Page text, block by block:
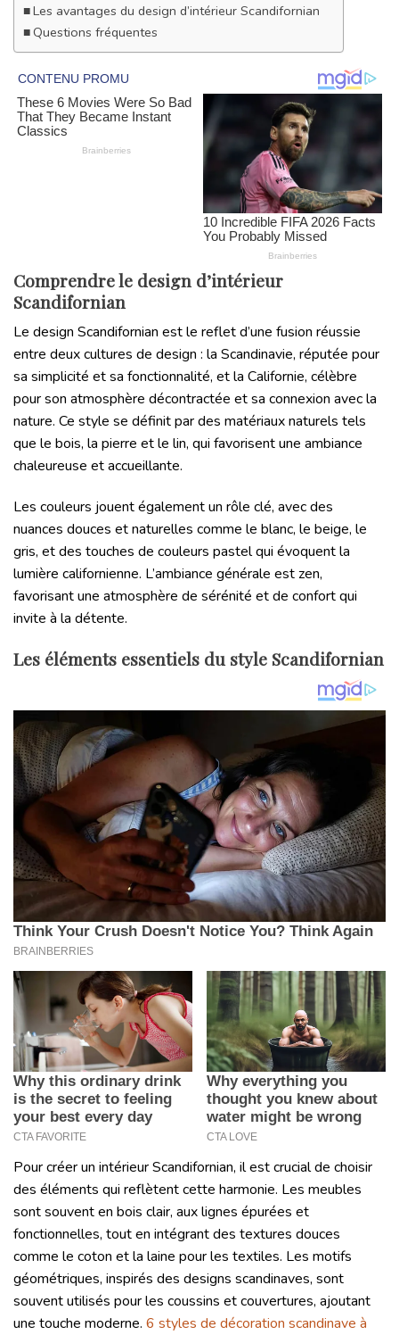
Les avantages du design d’intérieur Scandifornian
Questions fréquentes
Comprendre le design d’intérieur
Scandifornian
Le design Scandifornian est le reflet d’une fusion réussie
entre deux cultures de design : la Scandinavie, réputée pour
sa simplicité et sa fonctionnalité, et la Californie, célèbre
pour son atmosphère décontractée et sa connexion avec la
nature. Ce style se définit par des matériaux naturels tels
que le bois, la pierre et le lin, qui favorisent une ambiance
chaleureuse et accueillante.
Les couleurs jouent également un rôle clé, avec des
nuances douces et naturelles comme le blanc, le beige, le
gris, et des touches de couleurs pastel qui évoquent la
lumière californienne. L’ambiance générale est zen,
favorisant une atmosphère de sérénité et de confort qui
invite à la détente.
Les éléments essentiels du style Scandifornian
Pour créer un intérieur Scandifornian, il est crucial de choisir
des éléments qui reflètent cette harmonie. Les meubles
sont souvent en bois clair, aux lignes épurées et
fonctionnelles, tout en intégrant des textures douces
comme le coton et la laine pour les textiles. Les motifs
géométriques, inspirés des designs scandinaves, sont
souvent utilisés pour les coussins et couvertures, ajoutant
une touche moderne. 6 styles de décoration scandinave à